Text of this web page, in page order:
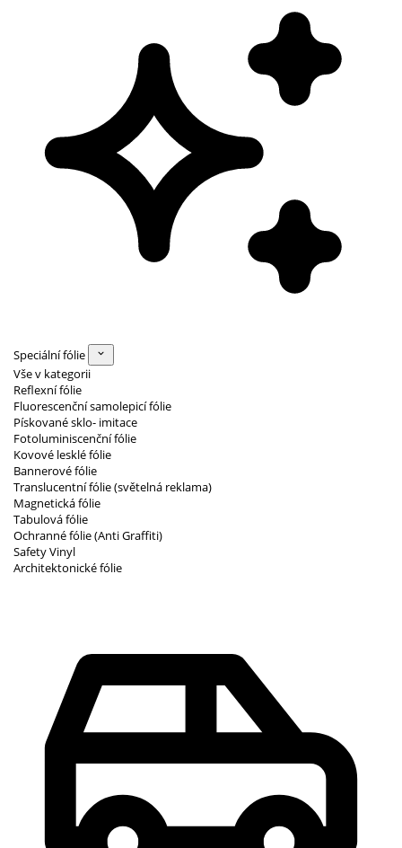
Speciální fólie
Vše v kategorii
Reflexní fólie
Fluorescenční samolepicí fólie
Pískované sklo- imitace
Fotoluminiscenční fólie
Kovové lesklé fólie
Bannerové fólie
Translucentní fólie (světelná reklama)
Magnetická fólie
Tabulová fólie
Ochranné fólie (Anti Graffiti)
Safety Vinyl
Architektonické fólie